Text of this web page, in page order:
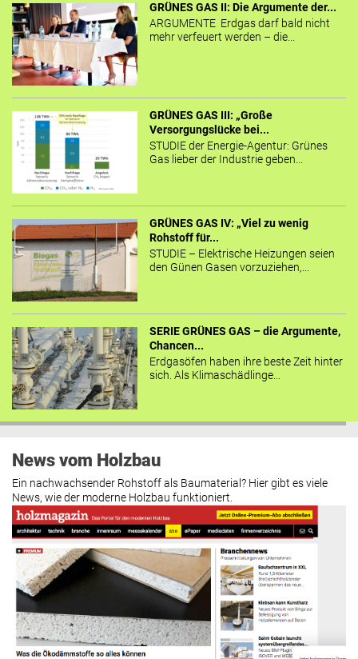
GRÜNES GAS II: Die Argumente der...
ARGUMENTE Erdgas darf bald nicht
mehr verfeuert werden – die...
GRÜNES GAS III: „Große
Versorgungslücke bei...
STUDIE der Energie-Agentur: Grünes
Gas lieber der Industrie geben...
GRÜNES GAS IV: „Viel zu wenig
Rohstoff für...
STUDIE – Elektrische Heizungen seien
den Günen Gasen vorzuziehen,...
SERIE GRÜNES GAS – die Argumente,
Chancen...
Erdgasöfen haben ihre beste Zeit hinter
sich. Als Klimaschädlinge...
News vom Holzbau
Ein nachwachsender Rohstoff als Baumaterial? Hier gibt es viele
News, wie der moderne Holzbau funktioniert.